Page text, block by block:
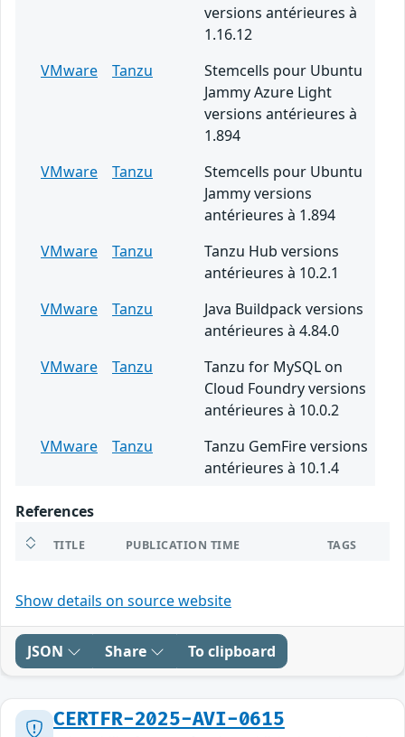
versions antérieures à
1.16.12
VMware
Tanzu
Stemcells pour Ubuntu
Jammy Azure Light
versions antérieures à
1.894
VMware
Tanzu
Stemcells pour Ubuntu
Jammy versions
antérieures à 1.894
VMware
Tanzu
Tanzu Hub versions
antérieures à 10.2.1
VMware
Tanzu
Java Buildpack versions
antérieures à 4.84.0
VMware
Tanzu
Tanzu for MySQL on
Cloud Foundry versions
antérieures à 10.0.2
VMware
Tanzu
Tanzu GemFire versions
antérieures à 10.1.4
References
TITLE PUBLICATION TIME TAGS
Show details on source website
JSON Share To clipboard
CERTFR-2025-AVI-0615